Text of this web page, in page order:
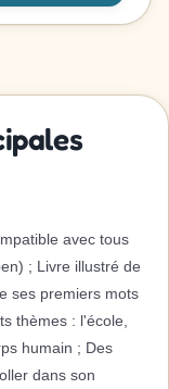
avec tous
; Livre illustré de
ses premiers mots
thèmes : l'école,
humain ; Des
dans son